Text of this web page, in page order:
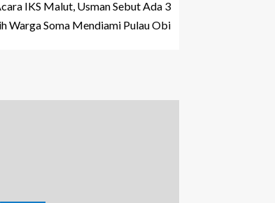
IKS Malut, Usman Sebut Ada 3
Warga Soma Mendiami Pulau Obi